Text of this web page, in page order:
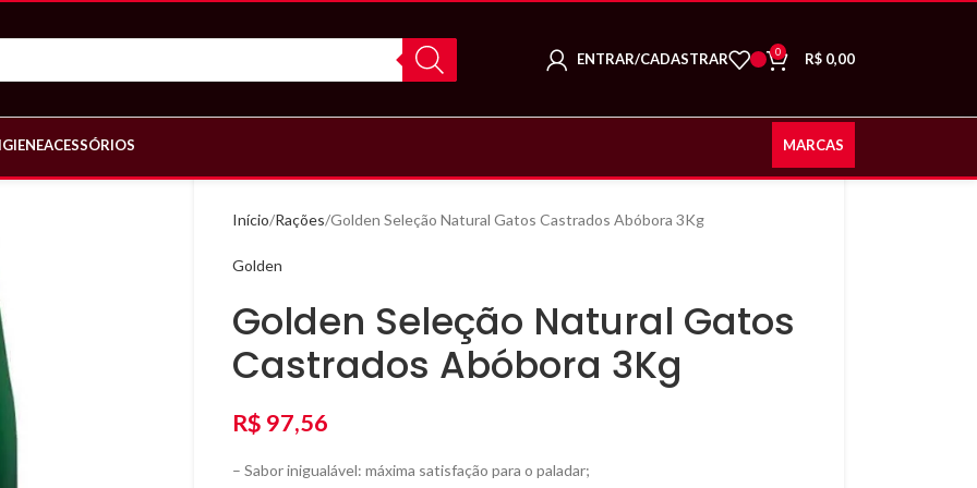
ENTRAR/CADASTRAR 0 R$ 0,00
ACESSÓRIOS MARCAS
Início Rações Golden Seleção Natural Gatos Castrados Abóbora 3Kg
Golden
Golden Seleção Natural Gatos
Castrados Abóbora 3Kg
R$ 97,56
– Sabor inigualável: máxima satisfação para o paladar;